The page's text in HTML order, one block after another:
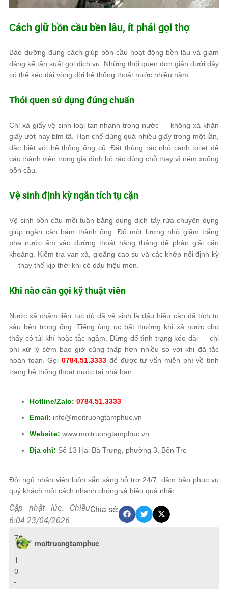
Cách giữ bồn cầu bền lâu, ít phải gọi thợ
Bảo dưỡng đúng cách giúp bồn cầu hoạt động bền lâu và giảm
đáng kể tần suất gọi dịch vụ. Những thói quen đơn giản dưới đây
có thể kéo dài vòng đời hệ thống thoát nước nhiều năm.
Thói quen sử dụng đúng chuẩn
Chỉ xả giấy vệ sinh loại tan nhanh trong nước — không xả khăn
giấy ướt hay bỉm tã. Hạn chế dùng quá nhiều giấy trong một lần,
đặc biệt với hệ thống ống cũ. Đặt thùng rác nhỏ cạnh toilet để
các thành viên trong gia đình bỏ rác đúng chỗ thay vì ném xuống
bồn cầu.
Vệ sinh định kỳ ngăn tích tụ cặn
Vệ sinh bồn cầu mỗi tuần bằng dung dịch tẩy rửa chuyên dụng
giúp ngăn cặn bám thành ống. Đổ một lượng nhỏ giấm trắng
pha nước ấm vào đường thoát hàng tháng để phân giải cặn
khoáng. Kiểm tra van xả, gioăng cao su và các khớp nối định kỳ
— thay thế kịp thời khi có dấu hiệu mòn.
Khi nào cần gọi kỹ thuật viên
Nước xả chậm liên tục dù đã vệ sinh là dấu hiệu cặn đã tích tụ
sâu bên trong ống. Tiếng ùng ục bất thường khi xả nước cho
thấy có túi khí hoặc tắc ngầm. Đừng để tình trạng kéo dài — chi
phí xử lý sớm bao giờ cũng thấp hơn nhiều so với khi đã tắc
hoàn toàn. Gọi0784.51.3333 để được tư vấn miễn phí về tình
trạng hệ thống thoát nước tại nhà bạn.
Hotline/Zalo: 0784.51.3333
Email: info@moitruongtamphuc.vn
Website: www.moitruongtamphuc.vn
Địa chỉ: Số 13 Hai Bà Trưng, phường 3, Bến Tre
Đội ngũ nhân viên luôn sẵn sàng hỗ trợ 24/7, đảm bảo phục vụ
quý khách một cách nhanh chóng và hiệu quả nhất.
Cập nhật lúc: Chiều
6:04 23/04/2026
Chia sẻ:
moitruongtamphuc
7
:
1
0
-